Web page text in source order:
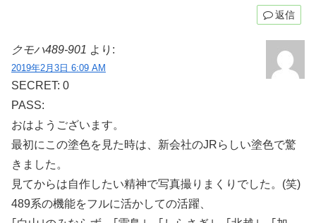
返信
クモハ489-901 より:
2019年2月3日 6:09 AM
SECRET: 0
PASS:
おはようございます。
最初にこの塗色を見た時は、新会社のJRらしい塗色で驚
きました。
見てからは自作したい精神で写真撮りまくりでした。(笑)
489系の機能をフルに活かしての活躍、